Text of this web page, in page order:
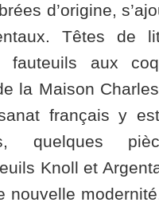
d’origine,
Têtes de
fauteuils aux
la Maison
français y
quelques
Knoll et
nouvelle